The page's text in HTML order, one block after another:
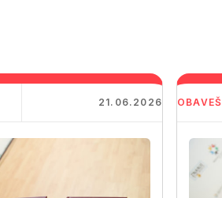
21.06.2026